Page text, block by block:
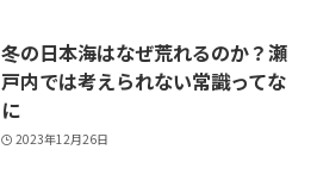
冬の日本海はなぜ荒れるのか？瀬
戸内では考えられない常識ってな
に
2023年12月26日